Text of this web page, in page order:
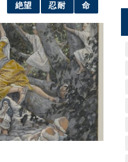
絶望 忍耐 命